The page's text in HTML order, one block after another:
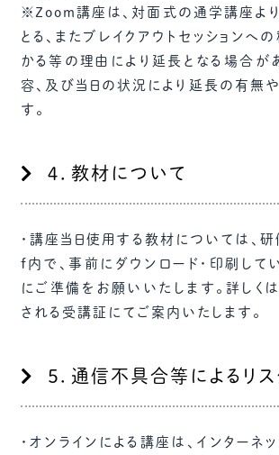
※Zoom講座は、対面式の通学講座よ
とる、またブレイクアウトセッションへ
かる等の理由により延長となる場合が
容、及び当日の状況により延長の有無
す。
４．教材について
・講座当日使用する教材については、
f内で、事前にダウンロード・印刷して
にご準備をお願いいたします。詳しく
される受講証にてご案内いたします。
５．通信不具合等によるリ
・オンラインによる講座は、インターネ